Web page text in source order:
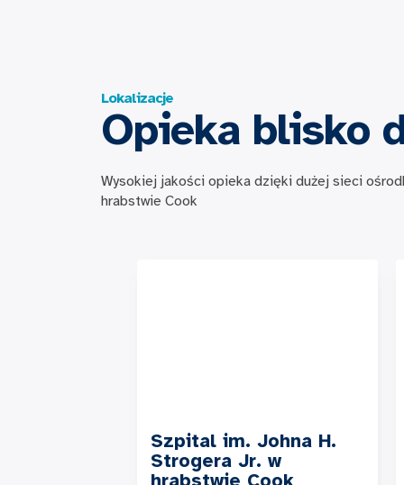
Lokalizacje
Opieka blisko
Wysokiej jakości opieka dzięki dużej sieci
hrabstwie Cook
Szpital im. Johna H.
Strogera Jr. w